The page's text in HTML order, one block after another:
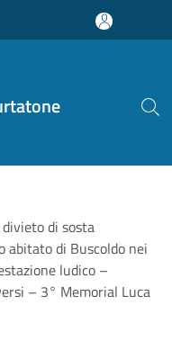
di sosta
di Buscoldo nei
ludico –
– 3° Memorial Luca